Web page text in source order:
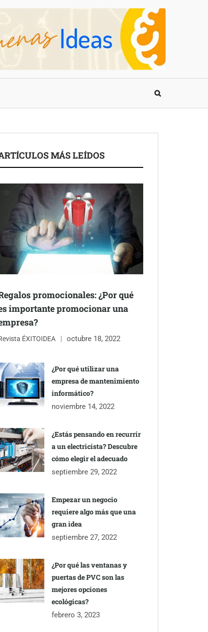
MÁS LEÍDOS
promocionales: ¿Por qué
importante promocionar una
ÉXITOIDEA octubre 18, 2022
¿Por qué utilizar una
empresa de mantenimiento
informático?
noviembre 14, 2022
¿Estás pensando en recurrir
a un electricista? Descubre
cómo elegir el adecuado
septiembre 29, 2022
Empezar un negocio
requiere algo más que una
gran idea
septiembre 27, 2022
¿Por qué las ventanas y
puertas de PVC son las
mejores opciones
ecológicas?
febrero 3, 2023